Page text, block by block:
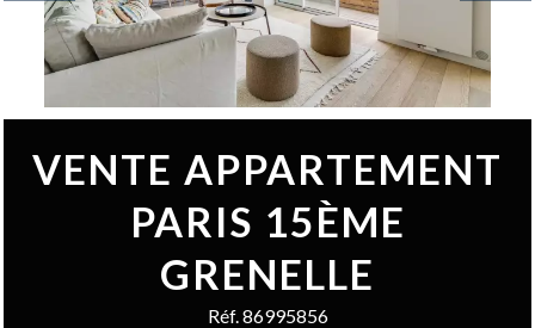
VENTE APPARTEMENT
PARIS 15ÈME
GRENELLE
Réf. 86995856